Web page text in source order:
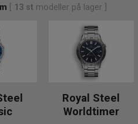
13 st modeller på lager ]
Royal Steel
Worldtimer